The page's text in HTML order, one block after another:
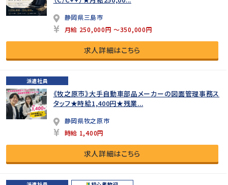
静岡県三島市
月給 250,000円 ～350,000円
求人詳細はこちら
派遣社員
《牧之原市》大手自動車部品メーカーの図面管理事務ス
タッフ★時給1,400円★残業...
静岡県牧之原市
時給 1,400円
求人詳細はこちら